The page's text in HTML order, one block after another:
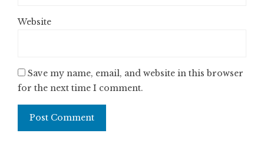
Website
Save my name, email, and website in this browser
for the next time I comment.